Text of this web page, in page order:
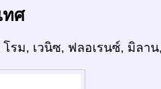
ทศ
รม, เวนิซ, ฟลอเรนซ์, มิลา